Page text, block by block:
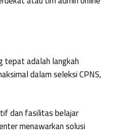
tepat adalah langkah
dalam seleksi CPNS,
dan fasilitas belajar
menawarkan solusi